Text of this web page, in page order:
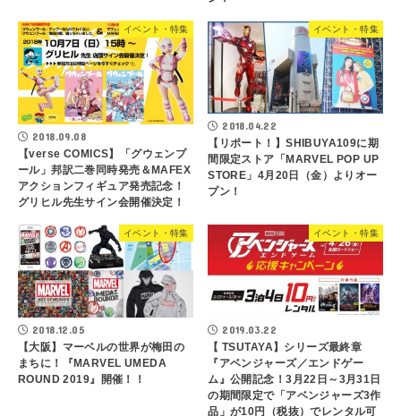
イベント・特集
2018.09.08
【verse COMICS】「グウェンプ
ール」邦訳二巻同時発売＆MAFEX
アクションフィギュア発売記念！
グリヒル先生サイン会開催決定！
イベント・特集
2018.04.22
【リポート！】SHIBUYA109に期
間限定ストア「MARVEL POP UP
STORE」4月20日（金）よりオー
プン！
イベント・特集
2018.12.05
【大阪】マーベルの世界が梅田の
まちに！『MARVEL UMEDA
ROUND 2019』開催！！
イベント・特集
2019.03.22
【 TSUTAYA】シリーズ最終章
『アベンジャーズ／エンドゲー
ム』公開記念！3月22日～3月31日
の期間限定で「アベンジャーズ3作
品」が10円（税抜）でレンタル可